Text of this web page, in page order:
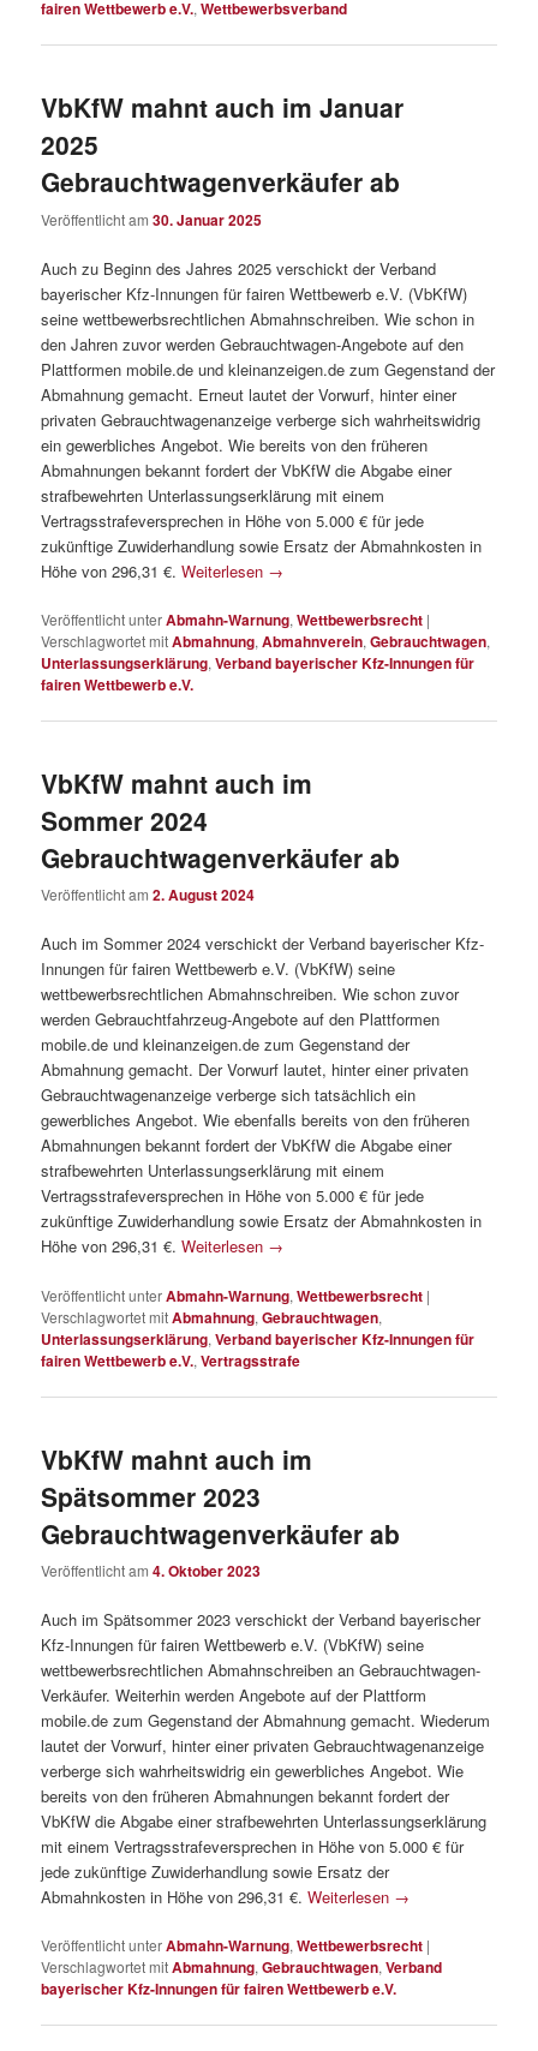
fairen Wettbewerb e.V.,Wettbewerbsverband
VbKfW mahnt auch im Januar
2025
Gebrauchtwagenverkäufer ab
Veröffentlicht am30. Januar 2025
Auch zu Beginn des Jahres 2025 verschickt der Verband
bayerischer Kfz-Innungen für fairen Wettbewerb e.V. (VbKfW)
seine wettbewerbsrechtlichen Abmahnschreiben. Wie schon in
den Jahren zuvor werden Gebrauchtwagen-Angebote auf den
Plattformen mobile.de und kleinanzeigen.de zum Gegenstand der
Abmahnung gemacht. Erneut lautet der Vorwurf, hinter einer
privaten Gebrauchtwagenanzeige verberge sich wahrheitswidrig
ein gewerbliches Angebot. Wie bereits von den früheren
Abmahnungen bekannt fordert der VbKfW die Abgabe einer
strafbewehrten Unterlassungserklärung mit einem
Vertragsstrafeversprechen in Höhe von 5.000 € für jede
zukünftige Zuwiderhandlung sowie Ersatz der Abmahnkosten in
Höhe von 296,31 €.Weiterlesen →
Veröffentlicht unterAbmahn-Warnung,Wettbewerbsrecht |
Verschlagwortet mitAbmahnung,Abmahnverein,Gebrauchtwagen,
Unterlassungserklärung,Verband bayerischer Kfz-Innungen für
fairen Wettbewerb e.V.
VbKfW mahnt auch im
Sommer 2024
Gebrauchtwagenverkäufer ab
Veröffentlicht am2. August 2024
Auch im Sommer 2024 verschickt der Verband bayerischer Kfz-
Innungen für fairen Wettbewerb e.V. (VbKfW) seine
wettbewerbsrechtlichen Abmahnschreiben. Wie schon zuvor
werden Gebrauchtfahrzeug-Angebote auf den Plattformen
mobile.de und kleinanzeigen.de zum Gegenstand der
Abmahnung gemacht. Der Vorwurf lautet, hinter einer privaten
Gebrauchtwagenanzeige verberge sich tatsächlich ein
gewerbliches Angebot. Wie ebenfalls bereits von den früheren
Abmahnungen bekannt fordert der VbKfW die Abgabe einer
strafbewehrten Unterlassungserklärung mit einem
Vertragsstrafeversprechen in Höhe von 5.000 € für jede
zukünftige Zuwiderhandlung sowie Ersatz der Abmahnkosten in
Höhe von 296,31 €.Weiterlesen →
Veröffentlicht unterAbmahn-Warnung,Wettbewerbsrecht |
Verschlagwortet mitAbmahnung,Gebrauchtwagen,
Unterlassungserklärung,Verband bayerischer Kfz-Innungen für
fairen Wettbewerb e.V.,Vertragsstrafe
VbKfW mahnt auch im
Spätsommer 2023
Gebrauchtwagenverkäufer ab
Veröffentlicht am4. Oktober 2023
Auch im Spätsommer 2023 verschickt der Verband bayerischer
Kfz-Innungen für fairen Wettbewerb e.V. (VbKfW) seine
wettbewerbsrechtlichen Abmahnschreiben an Gebrauchtwagen-
Verkäufer. Weiterhin werden Angebote auf der Plattform
mobile.de zum Gegenstand der Abmahnung gemacht. Wiederum
lautet der Vorwurf, hinter einer privaten Gebrauchtwagenanzeige
verberge sich wahrheitswidrig ein gewerbliches Angebot. Wie
bereits von den früheren Abmahnungen bekannt fordert der
VbKfW die Abgabe einer strafbewehrten Unterlassungserklärung
mit einem Vertragsstrafeversprechen in Höhe von 5.000 € für
jede zukünftige Zuwiderhandlung sowie Ersatz der
Abmahnkosten in Höhe von 296,31 €.Weiterlesen →
Veröffentlicht unterAbmahn-Warnung,Wettbewerbsrecht |
Verschlagwortet mitAbmahnung,Gebrauchtwagen,Verband
bayerischer Kfz-Innungen für fairen Wettbewerb e.V.